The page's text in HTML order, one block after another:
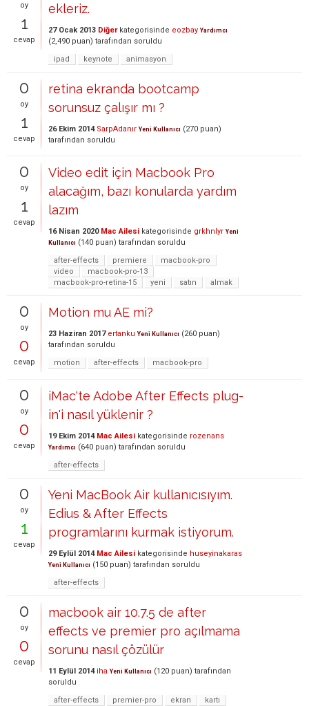
oy
1
cevap
ekleriz.
27 Ocak 2013 Diğerkategorisinde eozbay Yardımcı
(2,490 puan) tarafından soruldu
ipad
keynote animasyon
0
oy
1
cevap
retina ekranda bootcamp
sorunsuz çalışır mı ?
26 Ekim 2014 SarpAdanır Yeni Kullanıcı (270 puan)
tarafından soruldu
0
oy
1
cevap
Video edit için Macbook Pro
alacağım, bazı konularda yardım
lazım
16 Nisan 2020 Mac Ailesi kategorisinde grkhnlyr Yeni
Kullanıcı (140 puan) tarafından soruldu
after-effects
premiere
macbook-pro
video
macbook-pro-13
macbook-pro-retina-15
yeni satın almak
0
oy
0
cevap
Motion mu AE mi?
23 Haziran 2017 ertanku Yeni Kullanıcı (260 puan)
tarafından soruldu
motion
after-effects macbook-pro
0
oy
0
cevap
iMac'te Adobe After Effects plug-
in'i nasıl yüklenir ?
19 Ekim 2014 Mac Ailesi kategorisinde rozenans
Yardımcı (640 puan) tarafından soruldu
after-effects
0
oy
1
cevap
Yeni MacBook Air kullanıcısıyım.
Edius & After Effects
programlarını kurmak istiyorum.
29 Eylül 2014 Mac Ailesi kategorisinde huseyinakaras
Yeni Kullanıcı (150 puan) tarafından soruldu
after-effects
0
oy
0
cevap
macbook air 10.7.5 de after
effects ve premier pro açılmama
sorunu nasıl çözülür
11 Eylül 2014 iha Yeni Kullanıcı (120 puan) tarafından
soruldu
after-effects
premier-pro ekran
kartı